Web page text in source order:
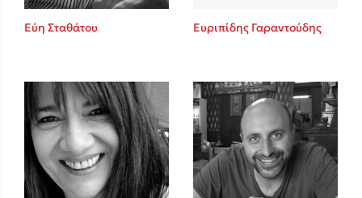
Εύη Σταθάτου Ευριπίδης Γαραντούδης